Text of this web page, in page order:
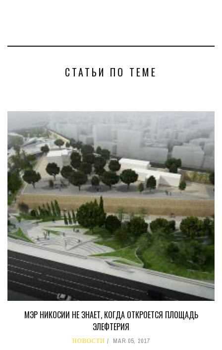
СТАТЬИ ПО ТЕМЕ
МЭР НИКОСИИ НЕ ЗНАЕТ, КОГДА ОТКРОЕТСЯ ПЛОЩАДЬ
ЭЛЕФТЕРИЯ
НОВОСТИ MAR 05, 2017